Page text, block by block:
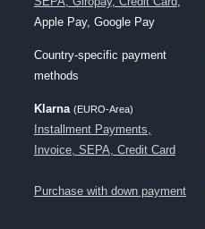
Apple Pay, Google Pay
Country-specific payment
methods
Klarna (EURO-Area)
Installment Payments,
Invoice, SEPA, Credit Card
Purchase with down payment